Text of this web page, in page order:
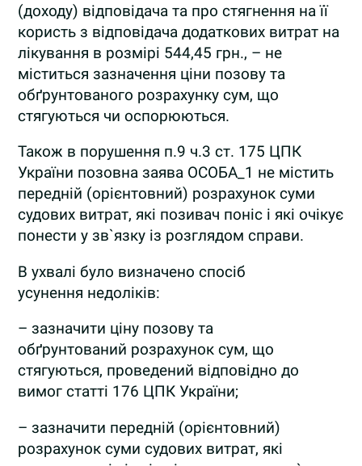
(доходу) відповідача та про стягнення на її
користь з відповідача додаткових витрат на
лікування в розмірі 544,45 грн., – не
міститься зазначення ціни позову та
обґрунтованого розрахунку сум, що
стягуються чи оспорюються.
Також в порушення п.9 ч.3 ст. 175 ЦПК
України позовна заява ОСОБА_1 не містить
передній (орієнтовний) розрахунок суми
судових витрат, які позивач поніс і які очікує
понести у зв`язку із розглядом справи.
В ухвалі було визначено спосіб
усунення недоліків:
– зазначити ціну позову та
обґрунтований розрахунок сум, що
стягуються, проведений відповідно до
вимог статті 176 ЦПК України;
– зазначити передній (орієнтовний)
розрахунок суми судових витрат, які